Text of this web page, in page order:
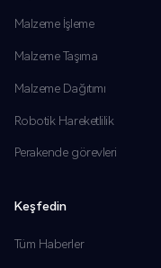
Malzeme İşleme
Malzeme Taşıma
Malzeme Dağıtımı
Robotik Hareketlilik
Perakende görevleri
Keşfedin
Tüm Haberler